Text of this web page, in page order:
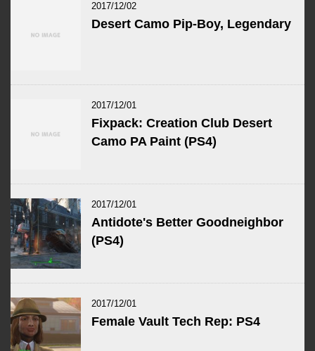
2017/12/02
Desert Camo Pip-Boy, Legendary
2017/12/01
Fixpack: Creation Club Desert
Camo PA Paint (PS4)
2017/12/01
Antidote's Better Goodneighbor
(PS4)
2017/12/01
Female Vault Tech Rep: PS4